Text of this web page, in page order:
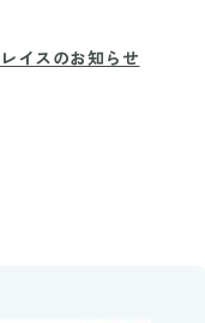
イスのお知らせ